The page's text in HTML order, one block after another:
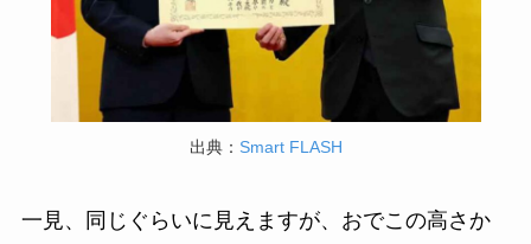
出典： Smart FLASH
一見、同じぐらいに見えますが、おでこの高さか